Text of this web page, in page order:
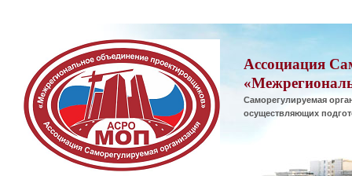
Ассоциация
Саморегулируемая
осуществляющих